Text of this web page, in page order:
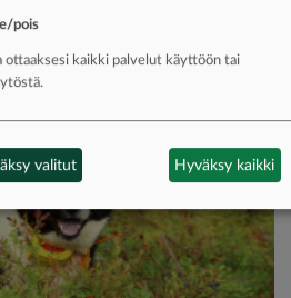
pois
ottaaksesi kaikki palvelut käyttöön tai
valitut Hyväksy kaikki